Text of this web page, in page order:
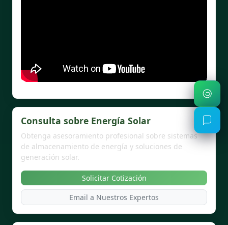
Consulta sobre Energía Solar
Obtenga asesoramiento profesional sobre sistemas
de almacenamiento de energía y soluciones de
generación solar.
Solicitar Cotización
Email a Nuestros Expertos